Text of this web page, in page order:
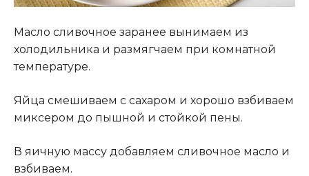
Масло сливочное заранее вынимаем из
холодильника и размягчаем при комнатной
температуре.
Яйца смешиваем с сахаром и хорошо взбиваем
миксером до пышной и стойкой пены.
В яичную массу добавляем сливочное масло и
взбиваем.